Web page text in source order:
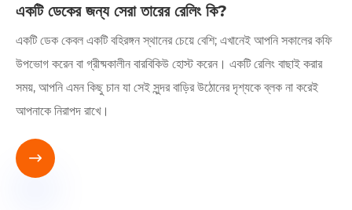
একটি ডেকের জন্য সেরা তারের রেলিং কি?
একটি ডেক কেবল একটি বহিরঙ্গন স্থানের চেয়ে বেশি; এখানেই আপনি সকালের কফি
উপভোগ করেন বা গ্রীষ্মকালীন বারবিকিউ হোস্ট করেন। একটি রেলিং বাছাই করার
সময়, আপনি এমন কিছু চান যা সেই সুন্দর বাড়ির উঠোনের দৃশ্যকে ব্লক না করেই
আপনাকে নিরাপদ রাখে।
